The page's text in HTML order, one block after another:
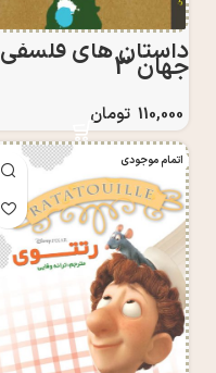
داستان های فلسفی
جهان 3
110,000 تومان
اتمام موجودی